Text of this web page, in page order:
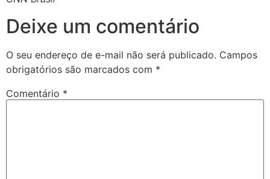
Deixe um comentário
O seu endereço de e-mail não será publicado. Campos
obrigatórios são marcados com *
Comentário *